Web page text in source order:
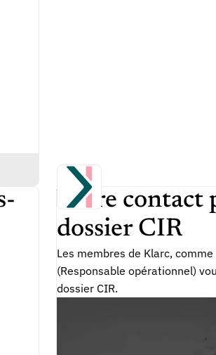
Votre contact
dossier CIR
Les membres de Klarc,
(Responsable opérationnel)
dossier CIR.